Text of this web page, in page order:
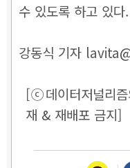
수 있도록 하고 있다.
강동식 기자
[ⓒ데이터저널리
재 & 재배포 금지]